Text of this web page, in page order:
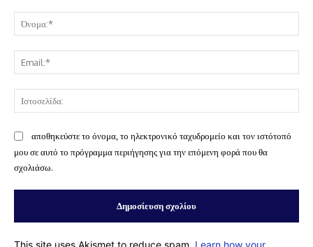
αποθηκεύστε το όνομα, το ηλεκτρονικό ταχυδρομείο και τον ιστότοπό
μου σε αυτό το πρόγραμμα περιήγησης για την επόμενη φορά που θα
σχολιάσω.